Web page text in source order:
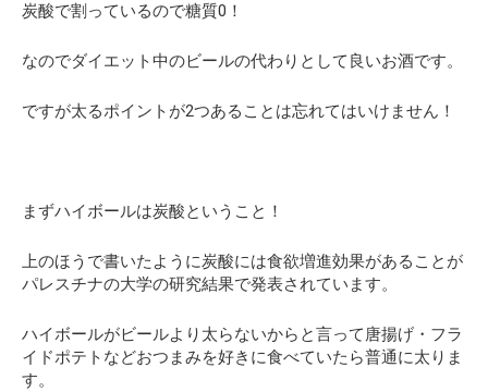
炭酸で割っているので糖質0！
なのでダイエット中のビールの代わりとして良いお酒です。
ですが太るポイントが2つあることは忘れてはいけません！
まずハイボールは炭酸ということ！
上のほうで書いたように炭酸には食欲増進効果があることが
パレスチナの大学の研究結果で発表されています。
ハイボールがビールより太らないからと言って唐揚げ・フラ
イドポテトなどおつまみを好きに食べていたら普通に太りま
す。